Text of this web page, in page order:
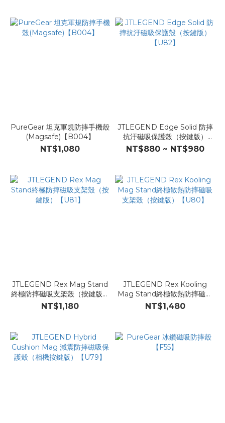
PureGear 坦克軍規防摔手機殼
(Magsafe)【B004】
NT$1,080
JTLEGEND Edge Solid 防摔
抗汙磁吸保護殼（按鍵版）
【U82】
NT$880 ~ NT$980
JTLEGEND Rex Mag Stand
終極防摔磁吸支架殼（按鍵版）
【U81】
NT$1,180
JTLEGEND Rex Kooling
Mag Stand終極散熱防摔磁吸
支架殼（按鍵版）【U80】
NT$1,480